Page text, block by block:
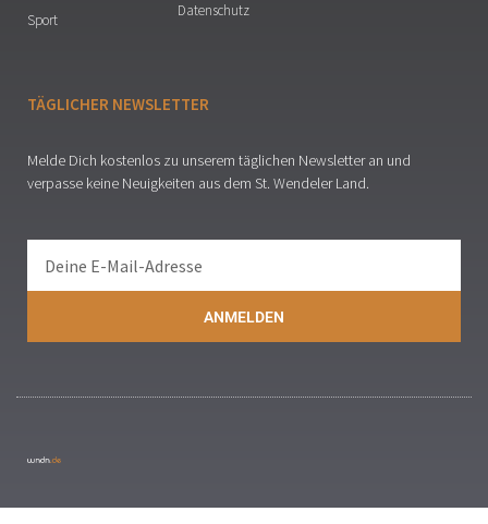
Sport
Datenschutz
TÄGLICHER NEWSLETTER
Melde Dich kostenlos zu unserem täglichen Newsletter an und
verpasse keine Neuigkeiten aus dem St. Wendeler Land.
ANMELDEN